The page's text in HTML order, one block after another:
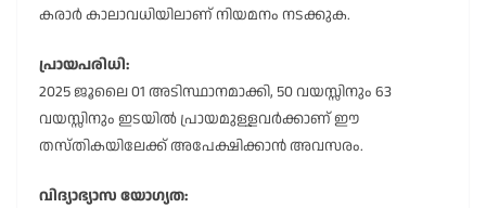
കരാർ കാലാവധിയിലാണ് നിയമനം നടക്കുക.
പ്രായപരിധി:
2025 ജൂലൈ 01 അടിസ്ഥാനമാക്കി, 50 വയസ്സിനും 63
വയസ്സിനും ഇടയിൽ പ്രായമുള്ളവർക്കാണ് ഈ
തസ്തികയിലേക്ക് അപേക്ഷിക്കാൻ അവസരം.
വിദ്യാഭ്യാസ യോഗ്യത: